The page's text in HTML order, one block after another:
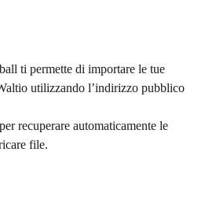
ti permette di importare le tue
utilizzando l’indirizzo pubblico
recuperare automaticamente le
file.